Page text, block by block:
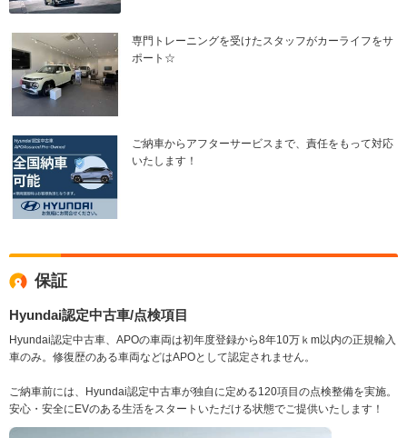
専門トレーニングを受けたスタッフがカーライフをサ
ポート☆
ご納車からアフターサービスまで、責任をもって対応
いたします！
保証
Hyundai認定中古車/点検項目
Hyundai認定中古車、APOの車両は初年度登録から8年10万ｋm以内の正規輸入
車のみ。修復歴のある車両などはAPOとして認定されません。
ご納車前には、Hyundai認定中古車が独自に定める120項目の点検整備を実施。
安心・安全にEVのある生活をスタートいただける状態でご提供いたします！